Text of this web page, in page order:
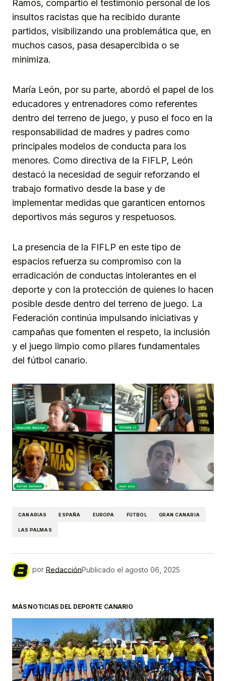
Ramos, compartió el testimonio personal de los
insultos racistas que ha recibido durante
partidos, visibilizando una problemática que, en
muchos casos, pasa desapercibida o se
minimiza.
María León, por su parte, abordó el papel de los
educadores y entrenadores como referentes
dentro del terreno de juego, y puso el foco en la
responsabilidad de madres y padres como
principales modelos de conducta para los
menores. Como directiva de la FIFLP, León
destacó la necesidad de seguir reforzando el
trabajo formativo desde la base y de
implementar medidas que garanticen entornos
deportivos más seguros y respetuosos.
La presencia de la FIFLP en este tipo de
espacios refuerza su compromiso con la
erradicación de conductas intolerantes en el
deporte y con la protección de quienes lo hacen
posible desde dentro del terreno de juego. La
Federación continúa impulsando iniciativas y
campañas que fomenten el respeto, la inclusión
y el juego limpio como pilares fundamentales
del fútbol canario.
CANARIAS ESPAÑA EUROPA FÚTBOL GRAN CANARIA
LAS PALMAS
por RedacciónPublicado el agosto 06, 2025
MÁS NOTICIAS DEL DEPORTE CANARIO